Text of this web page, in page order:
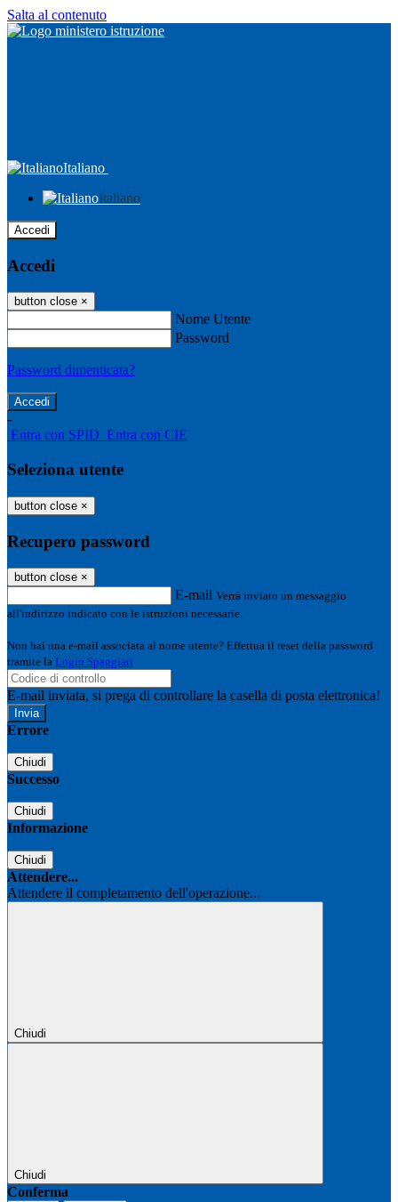
Salta al contenuto
Italiano
Italiano
Accedi
Accedi
button close ×
Nome Utente
Password
Password dimenticata?
-
Entra con SPID Entra con CIE
Seleziona utente
button close ×
Recupero password
button close ×
E-mail Verrà inviato un messaggio
all'indirizzo indicato con le istruzioni necessarie.
Non hai una e-mail associata al nome utente? Effettua il reset della password
tramite la Login Spaggiari
E-mail inviata, si prega di controllare la casella di posta elettronica!
Errore
Chiudi
Successo
Chiudi
Informazione
Chiudi
Attendere...
Attendere il completamento dell'operazione...
Chiudi
Chiudi
Conferma